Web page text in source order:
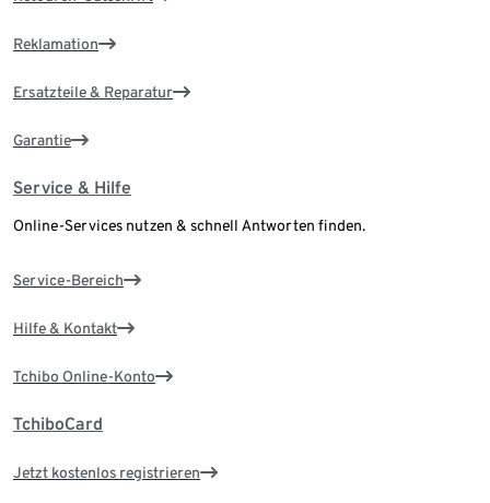
Reklamation
Ersatzteile & Reparatur
Garantie
Service & Hilfe
Online-Services nutzen & schnell Antworten finden.
Service-Bereich
Hilfe & Kontakt
Tchibo Online-Konto
TchiboCard
Jetzt kostenlos registrieren